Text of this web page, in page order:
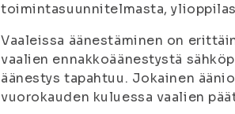
toimintasuunnitelmasta,
Vaaleissa äänestäminen on
vaalien ennakkoäänestystä
äänestys tapahtuu. Jokainen
vuorokauden kuluessa vaalien